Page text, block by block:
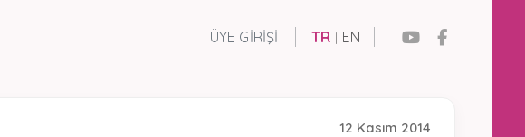
ÜYE GIRIŞI TR | EN
12 Kasım 2014